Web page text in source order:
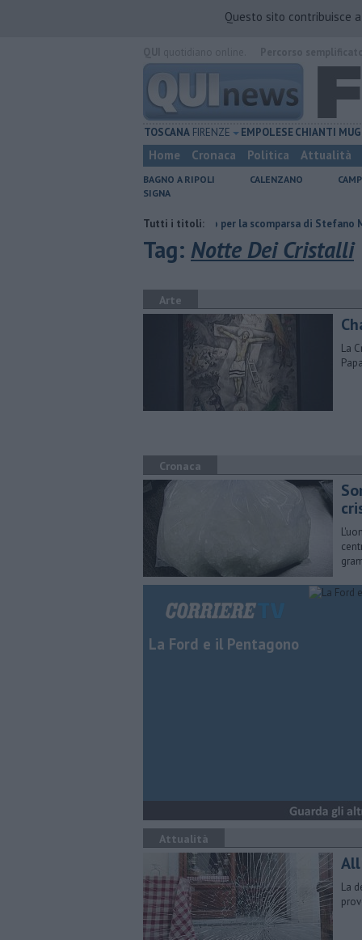
Questo sito contribuisce
TOSCANA FIRENZE EMPOLESECHIANTI
Home Cronaca Politica Attualità
BAGNO A RIPOLI CALENZANO
SIGNA
Tutti i titoli:
Giornalismo in lutto per la scomparsa di Stefano Marcelli
Tag: Notte Dei Cristalli
Arte
La
Cronaca
La Ford e il Pentagono
Attualità
La